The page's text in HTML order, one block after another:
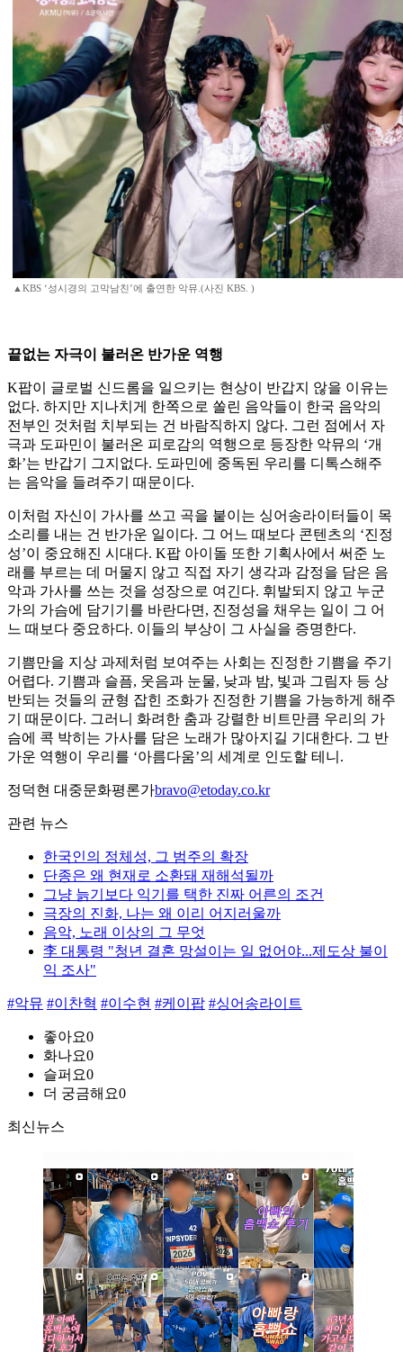
▲KBS ‘성시경의 고막남친’에 출연한 악뮤.(사진 KBS. )
끝없는 자극이 불러온 반가운 역행
K팝이 글로벌 신드롬을 일으키는 현상이 반갑지 않을 이유는
없다. 하지만 지나치게 한쪽으로 쏠린 음악들이 한국 음악의
전부인 것처럼 치부되는 건 바람직하지 않다. 그런 점에서 자
극과 도파민이 불러온 피로감의 역행으로 등장한 악뮤의 ‘개
화’는 반갑기 그지없다. 도파민에 중독된 우리를 디톡스해주
는 음악을 들려주기 때문이다.
이처럼 자신이 가사를 쓰고 곡을 붙이는 싱어송라이터들이 목
소리를 내는 건 반가운 일이다. 그 어느 때보다 콘텐츠의 ‘진정
성’이 중요해진 시대다. K팝 아이돌 또한 기획사에서 써준 노
래를 부르는 데 머물지 않고 직접 자기 생각과 감정을 담은 음
악과 가사를 쓰는 것을 성장으로 여긴다. 휘발되지 않고 누군
가의 가슴에 담기기를 바란다면, 진정성을 채우는 일이 그 어
느 때보다 중요하다. 이들의 부상이 그 사실을 증명한다.
기쁨만을 지상 과제처럼 보여주는 사회는 진정한 기쁨을 주기
어렵다. 기쁨과 슬픔, 웃음과 눈물, 낮과 밤, 빛과 그림자 등 상
반되는 것들의 균형 잡힌 조화가 진정한 기쁨을 가능하게 해주
기 때문이다. 그러니 화려한 춤과 강렬한 비트만큼 우리의 가
슴에 콕 박히는 가사를 담은 노래가 많아지길 기대한다. 그 반
가운 역행이 우리를 ‘아름다움’의 세계로 인도할 테니.
정덕현 대중문화평론가bravo@etoday.co.kr
관련 뉴스
한국인의 정체성, 그 범주의 확장
단종은 왜 현재로 소환돼 재해석될까
그냥 늙기보다 익기를 택한 진짜 어른의 조건
극장의 진화, 나는 왜 이리 어지러울까
음악, 노래 이상의 그 무엇
李 대통령 "청년 결혼 망설이는 일 없어야...제도상 불이
익 조사"
#악뮤 #이찬혁 #이수현 #케이팝 #싱어송라이트
좋아요0
화나요0
슬퍼요0
더 궁금해요0
최신뉴스